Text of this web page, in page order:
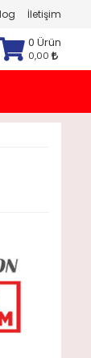
İletişim
0 Ürün
0,00